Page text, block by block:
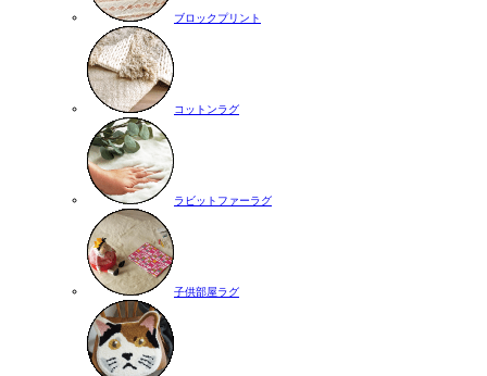
ブロックプリント
コットンラグ
ラビットファーラグ
子供部屋ラグ